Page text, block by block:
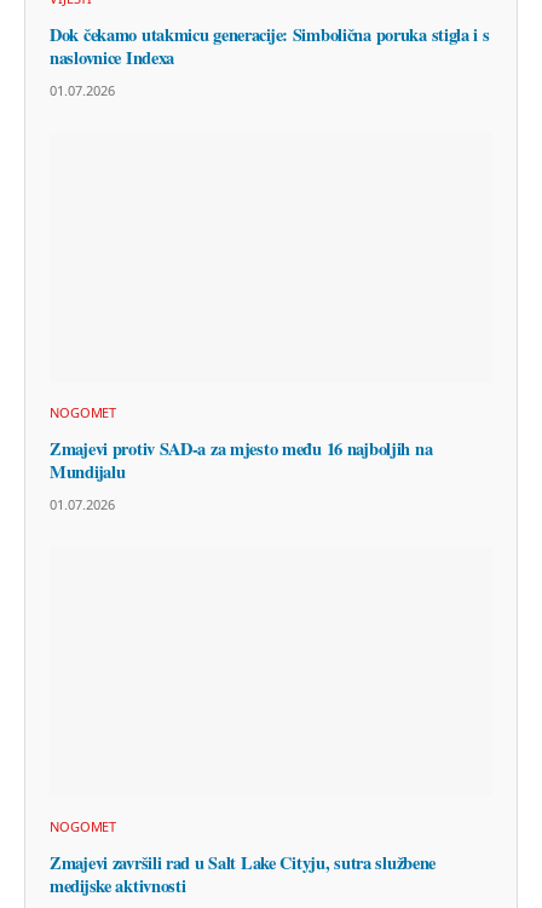
Dok čekamo utakmicu generacije: Simbolična poruka stigla i s
naslovnice Indexa
01.07.2026
NOGOMET
Zmajevi protiv SAD-a za mjesto među 16 najboljih na
Mundijalu
01.07.2026
NOGOMET
Zmajevi završili rad u Salt Lake Cityju, sutra službene
medijske aktivnosti